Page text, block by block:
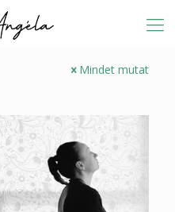
Mindet mutat